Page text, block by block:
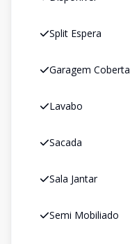
Split Espera
Garagem Coberta
Lavabo
Sacada
Sala Jantar
Semi Mobiliado